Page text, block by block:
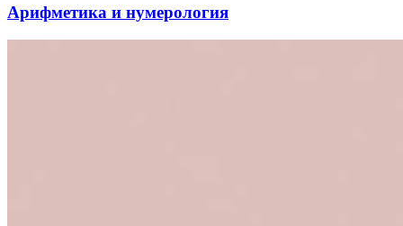
Арифметика и нумерология